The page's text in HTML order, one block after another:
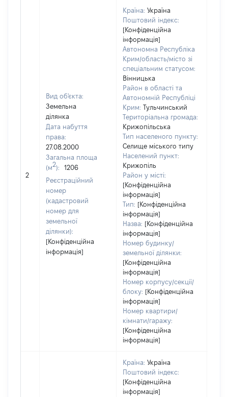
2
Вид об'єкта:
Земельна
ділянка
Дата набуття
права:
27.08.2000
Загальна площа
(м2):
1206
Реєстраційний
номер
(кадастровий
номер для
земельної
ділянки):
[Конфіденційна
інформація]
Країна: Україна
Поштовий індекс:
[Конфіденційна
інформація]
Автономна Республіка
Крим/область/місто зі
спеціальним статусом:
Вінницька
Район в області та
Автономній Республіці
Крим: Тульчинський
Територіальна громада:
Крижопільська
Тип населеного пункту:
Селище міського типу
Населений пункт:
Крижопіль
Район у місті:
[Конфіденційна
інформація]
Тип: [Конфіденційна
інформація]
Назва: [Конфіденційна
інформація]
Номер будинку/
земельної ділянки:
[Конфіденційна
інформація]
Номер корпусу/секції/
блоку: [Конфіденційна
інформація]
Номер квартири/
кімнати/гаражу:
[Конфіденційна
інформація]
Країна: Україна
Поштовий індекс:
[Конфіденційна
інформація]